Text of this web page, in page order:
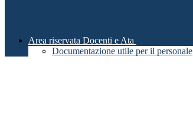
Area riservata Docenti e Ata
Documentazione utile per il personale